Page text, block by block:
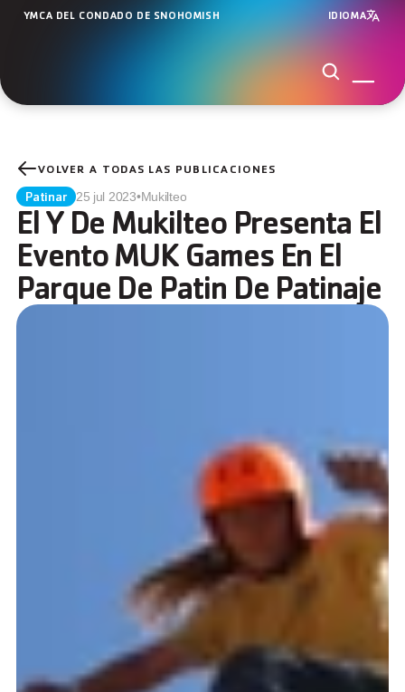
YMCA DEL CONDADO DE SNOHOMISH IDIOMA
VOLVER A TODAS LAS PUBLICACIONES
Patinar 25 jul 2023•Mukilteo
El Y De Mukilteo Presenta El
Evento MUK Games En El
Parque De Patin De Patinaje